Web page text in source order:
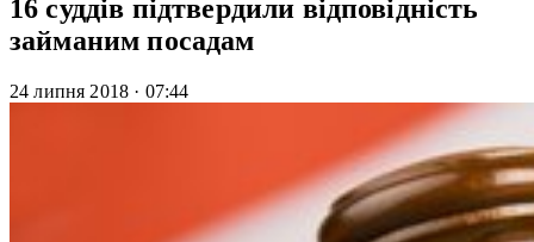
16 суддів підтвердили відповідність
займаним посадам
24 липня 2018 · 07:44